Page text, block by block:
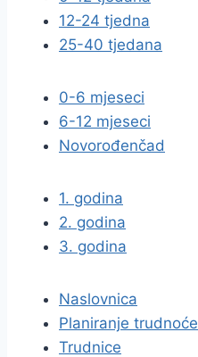
12-24 tjedna
25-40 tjedana
0-6 mjeseci
6-12 mjeseci
Novorođenčad
1. godina
2. godina
3. godina
Naslovnica
Planiranje trudnoće
Trudnice